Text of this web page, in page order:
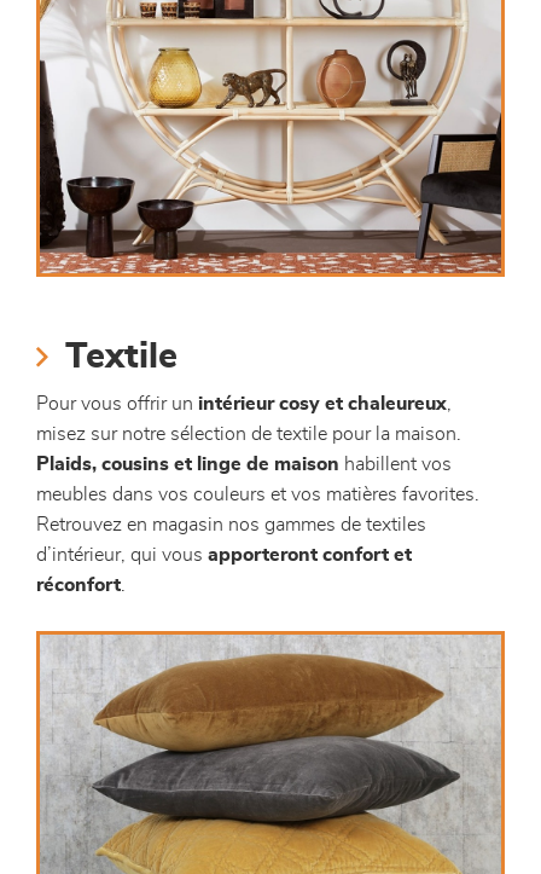
Textile
Pour vous offrir un intérieur cosy et chaleureux
misez sur notre sélection de textile pour la maison.
Plaids, cousins et linge de maison habillent vos
meubles dans vos couleurs et vos matières favorites.
Retrouvez en magasin nos gammes de textiles
d’intérieur, qui vous apporteront confort et
réconfort